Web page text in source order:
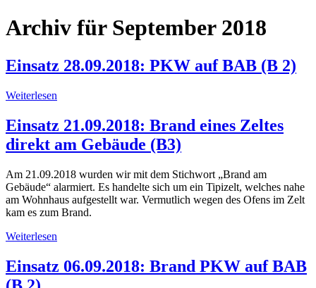
Archiv für September 2018
Einsatz 28.09.2018: PKW auf BAB (B 2)
Weiterlesen
Einsatz 21.09.2018: Brand eines Zeltes
direkt am Gebäude (B3)
Am 21.09.2018 wurden wir mit dem Stichwort „Brand am
Gebäude“ alarmiert. Es handelte sich um ein Tipizelt, welches nahe
am Wohnhaus aufgestellt war. Vermutlich wegen des Ofens im Zelt
kam es zum Brand.
Weiterlesen
Einsatz 06.09.2018: Brand PKW auf BAB